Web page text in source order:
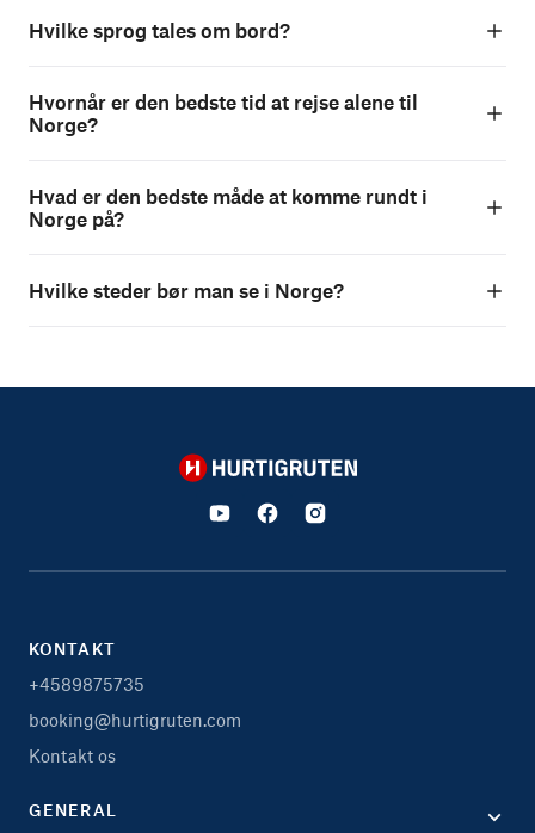
Hvilke sprog tales om bord?
Hvornår er den bedste tid at rejse alene til
Norge?
Hvad er den bedste måde at komme rundt i
Norge på?
Hvilke steder bør man se i Norge?
Hurtigruten
KONTAKT
+4589875735
booking@hurtigruten.com
Kontakt os
GENERAL